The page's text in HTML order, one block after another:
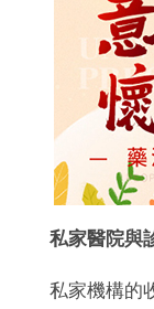
私家醫院與
私家機構的